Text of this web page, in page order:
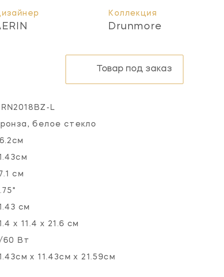
Коллекция
Drunmore
Товар под заказ
L
белое стекло
см
см
x 11.4 x 21.6 см
60 Вт
x 11.43см x 21.59см